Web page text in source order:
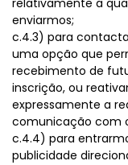
relativamente a
enviarmos;
c.4.3) para
uma opção que
recebimento de
inscrição, ou
expressamente a
comunicação com
c.4.4) para
publicidade